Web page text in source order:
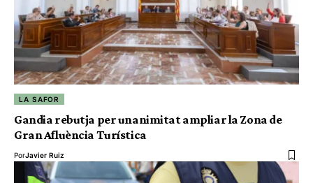
LA SAFOR
Gandia rebutja per unanimitat ampliar la Zona de
Gran Afluència Turística
PorJavier Ruiz